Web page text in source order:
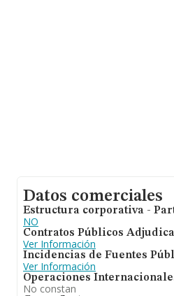
Datos comerciales
Estructura corporativa -
NO
Contratos Públicos
Ver Información
Incidencias de Fuentes
Ver Información
Operaciones
No constan